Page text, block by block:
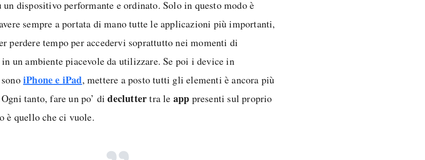
un dispositivo performante e ordinato. Solo in questo modo è
sempre a portata di mano tutte le applicazioni più importanti,
perdere tempo per accedervi soprattutto nei momenti di
in un ambiente piacevole da utilizzare. Se poi i device in
iPhonee iPad, mettere a posto tutti gli elementi è ancora più
tanto, fare un po’ didecluttertra le app presenti sul proprio
è quello che ci vuole.